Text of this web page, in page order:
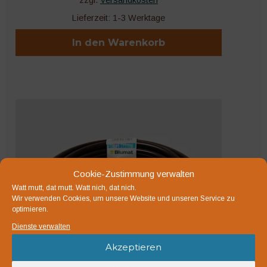
Cookie-Zustimmung verwalten
Watt mutt, dat mutt. Watt nich, dat nich.
Wir verwenden Cookies, um unsere Website und unseren Service zu
optimieren.
Dienste verwalten
Akzeptieren
Lieferzeit: 1-3 Werktage
In den Warenkorb